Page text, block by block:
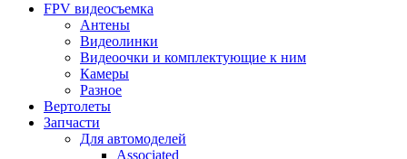
FPV видеосъемка
Антены
Видеолинки
Видеоочки и комплектующие к ним
Камеры
Разное
Вертолеты
Запчасти
Для автомоделей
Associated